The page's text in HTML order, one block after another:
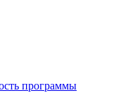
программы